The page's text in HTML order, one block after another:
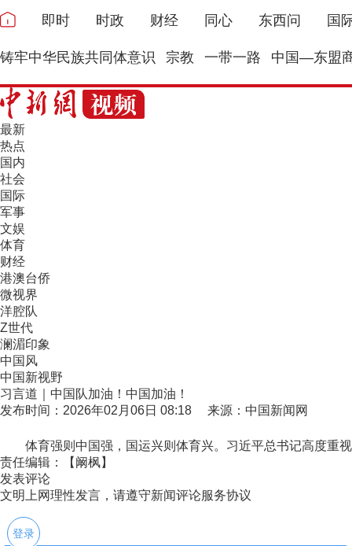
即时 时政 财经 同心 东西问 国
铸牢中华民族共同体意识 宗教 一带一路 中国—东盟
最新
热点
国内
社会
国际
军事
文娱
体育
财经
港澳台侨
微视界
洋腔队
Z世代
澜湄印象
中国风
中国新视野
习言道｜中国队加油！中国加油！
发布时间：2026年02月06日 08:18 来源：中国新闻网
体育强则中国强，国运兴则体育兴。习近平总书记高度重视
责任编辑：【阚枫】
发表评论
文明上网理性发言，请遵守新闻评论服务协议
登录